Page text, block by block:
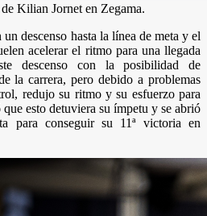
Kilian Jornet en Zegama.
descenso hasta la línea de meta y el
acelerar el ritmo para una llegada
descenso con la posibilidad de
la carrera, pero debido a problemas
redujo su ritmo y su esfuerzo para
esto detuviera su ímpetu y se abrió
para conseguir su 11ª victoria en